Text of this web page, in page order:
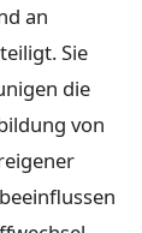
an
Sie
die
von